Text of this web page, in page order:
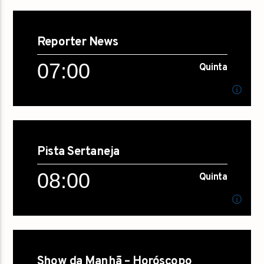
06:00 Quinta
[...]
Saiba mais...
Reporter News
07:00 Quinta
07:00 Quinta
[...]
Saiba mais...
Pista Sertaneja
08:00 Quinta
08:00 Quinta